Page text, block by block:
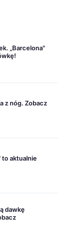
„Barcelona"
z nóg. Zobacz
to aktualnie
dawkę